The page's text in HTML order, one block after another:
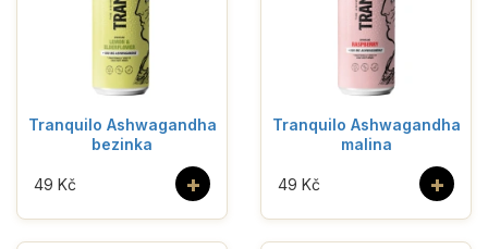
Tranquilo Ashwagandha
bezinka
+
49 Kč
Tranquilo Ashwagandha
malina
+
49 Kč